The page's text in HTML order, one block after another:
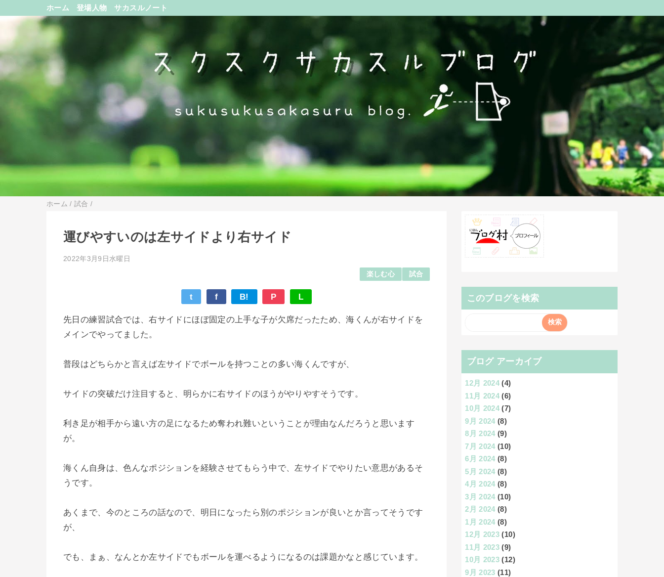
ホーム 登場人物 サカスルノート
ホーム /試合 /
運びやすいのは左サイドより右サイド
2022年3月9日水曜日
楽しむ心 試合
t f B! P L
先日の練習試合では、右サイドにほぼ固定の上手な子が欠席だったため、海くんが右サイドを
メインでやってました。
普段はどちらかと言えば左サイドでボールを持つことの多い海くんですが、
サイドの突破だけ注目すると、明らかに右サイドのほうがやりやすそうです。
利き足が相手から遠い方の足になるため奪われ難いということが理由なんだろうと思います
が。
海くん自身は、色んなポジションを経験させてもらう中で、左サイドでやりたい意思があるそ
うです。
あくまで、今のところの話なので、明日になったら別のポジションが良いとか言ってそうです
が、
でも、まぁ、なんとか左サイドでもボールを運べるようになるのは課題かなと感じています。
このブログを検索
ブログ アーカイブ
12月 2024 (4)
11月 2024 (6)
10月 2024 (7)
9月 2024 (8)
8月 2024 (9)
7月 2024 (10)
6月 2024 (8)
5月 2024 (8)
4月 2024 (8)
3月 2024 (10)
2月 2024 (8)
1月 2024 (8)
12月 2023 (10)
11月 2023 (9)
10月 2023 (12)
9月 2023 (11)